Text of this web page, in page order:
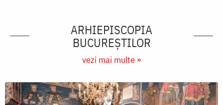
ARHIEPISCOPIA
BUCUREŞTILOR
vezi mai multe »